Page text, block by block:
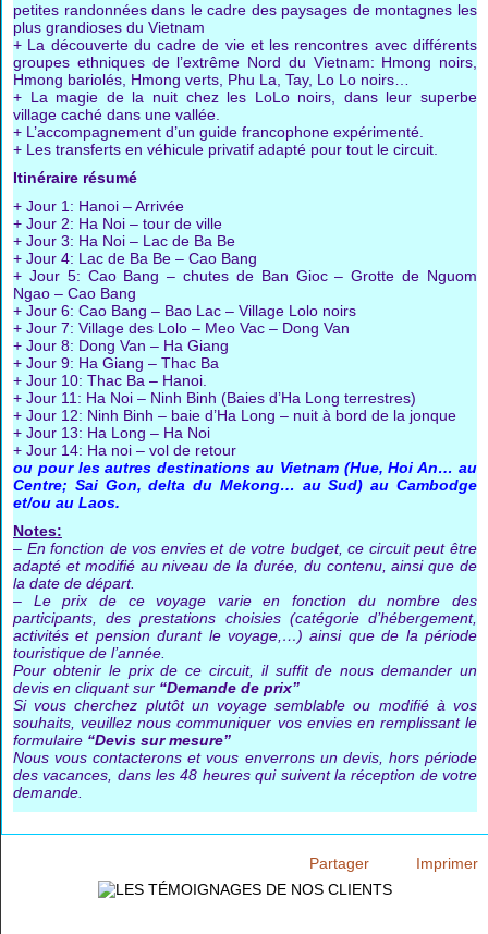
petites randonnées dans le cadre des paysages de montagnes les
plus grandioses du Vietnam
+ La découverte du cadre de vie et les rencontres avec différents
groupes ethniques de l’extrême Nord du Vietnam: Hmong noirs,
Hmong bariolés, Hmong verts, Phu La, Tay, Lo Lo noirs…
+ La magie de la nuit chez les LoLo noirs, dans leur superbe
village caché dans une vallée.
+ L’accompagnement d’un guide francophone expérimenté.
+ Les transferts en véhicule privatif adapté pour tout le circuit.
Itinéraire résumé
+ Jour 1: Hanoi – Arrivée
+ Jour 2: Ha Noi – tour de ville
+ Jour 3: Ha Noi – Lac de Ba Be
+ Jour 4: Lac de Ba Be – Cao Bang
+ Jour 5: Cao Bang – chutes de Ban Gioc – Grotte de Nguom
Ngao – Cao Bang
+ Jour 6: Cao Bang – Bao Lac – Village Lolo noirs
+ Jour 7: Village des Lolo – Meo Vac – Dong Van
+ Jour 8: Dong Van – Ha Giang
+ Jour 9: Ha Giang – Thac Ba
+ Jour 10: Thac Ba – Hanoi.
+ Jour 11: Ha Noi – Ninh Binh (Baies d’Ha Long terrestres)
+ Jour 12: Ninh Binh – baie d’Ha Long – nuit à bord de la jonque
+ Jour 13: Ha Long – Ha Noi
+ Jour 14: Ha noi – vol de retour
ou pour les autres destinations au Vietnam (Hue, Hoi An… au
Centre; Sai Gon, delta du Mekong… au Sud) au Cambodge
et/ou au Laos.
Notes:
– En fonction de vos envies et de votre budget, ce circuit peut être
adapté et modifié au niveau de la durée, du contenu, ainsi que de
la date de départ.
– Le prix de ce voyage varie en fonction du nombre des
participants, des prestations choisies (catégorie d’hébergement,
activités et pension durant le voyage,…) ainsi que de la période
touristique de l’année.
Pour obtenir le prix de ce circuit, il suffit de nous demander un
devis en cliquant sur “Demande de prix”
Si vous cherchez plutôt un voyage semblable ou modifié à vos
souhaits, veuillez nous communiquer vos envies en remplissant le
formulaire “Devis sur mesure”
Nous vous contacterons et vous enverrons un devis, hors période
des vacances, dans les 48 heures qui suivent la réception de votre
demande.
Imprimer
Partager